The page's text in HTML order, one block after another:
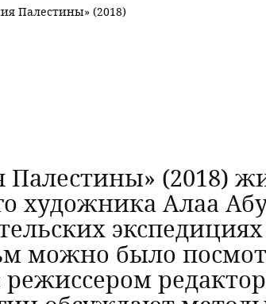
Палестины» (2018)
Палестины» (2018)
художника Алаа
можно было
режиссером